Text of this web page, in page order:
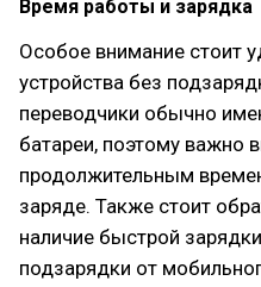
Время работы и зарядка
Особое внимание стоит
устройства без
переводчики обычно
батареи, поэтому важно
продолжительным
заряде. Также стоит
наличие быстрой
подзарядки от